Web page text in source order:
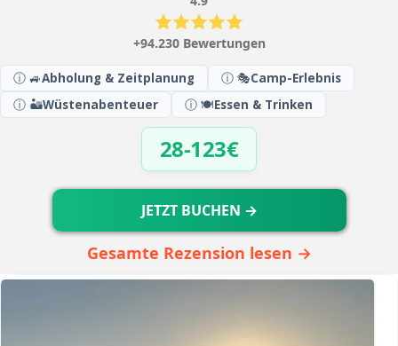
+94.230 Bewertungen
ⓘ 🚙Abholung & Zeitplanung ⓘ 🎭Camp-Erlebnis
ⓘ 🏜️Wüstenabenteuer ⓘ 🍽️Essen & Trinken
28-123€
JETZT BUCHEN →
Gesamte Rezension lesen →